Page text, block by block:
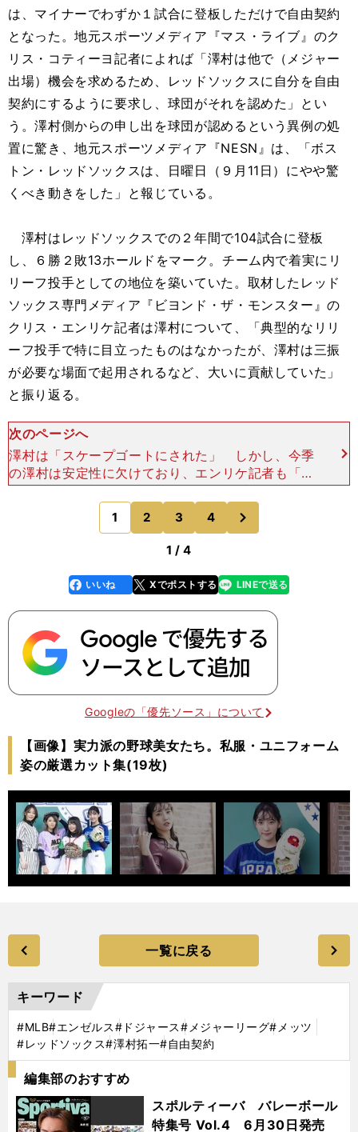
は、マイナーでわずか１試合に登板しただけで自由契約
となった。地元スポーツメディア『マス・ライブ』のク
リス・コティーヨ記者によれば「澤村は他で（メジャー
出場）機会を求めるため、レッドソックスに自分を自由
契約にするように要求し、球団がそれを認めた」とい
う。澤村側からの申し出を球団が認めるという異例の処
置に驚き、地元スポーツメディア『NESN』は、「ボス
トン・レッドソックスは、日曜日（９月11日）にやや驚
くべき動きをした」と報じている。
澤村はレッドソックスでの２年間で104試合に登板
し、６勝２敗13ホールドをマーク。チーム内で着実にリ
リーフ投手としての地位を築いていた。取材したレッド
ソックス専門メディア『ビヨンド・ザ・モンスター』の
クリス・エンリケ記者は澤村について、「典型的なリリ
ーフ投手で特に目立ったものはなかったが、澤村は三振
が必要な場面で起用されるなど、大いに貢献していた」
と振り返る。
次のページへ
澤村は「スケープゴートにされた」 しかし、今季
の澤村は安定性に欠けており、エンリケ記者も「澤
村の９イニングあたりの奪三振数は、昨季の10.4か
ら7.1に減少していた」と指摘。また、レッドソッ
クス本拠
1 2 3 4
のページへ
1 / 4
faceboo
k
いいね Xでポストする
line LINEで送る
Googleの「優先ソース」について
【画像】実力派の野球美女たち。私服・ユニフォーム
姿の厳選カット集(19枚)
一覧に戻る
キーワード
#MLB#エンゼルス#ドジャース#メジャーリーグ#メッツ
#レッドソックス#澤村拓一#自由契約
編集部のおすすめ
スポルティーバ バレーボール
特集号 Vol.4 6月30日発売